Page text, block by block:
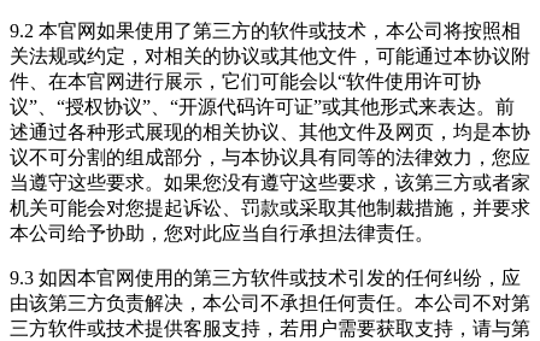
9.2 本官网如果使用了第三方的软件或技术，本公司将按照相
关法规或约定，对相关的协议或其他文件，可能通过本协议附
件、在本官网进行展示，它们可能会以“软件使用许可协
议”、“授权协议”、“开源代码许可证”或其他形式来表达。前
述通过各种形式展现的相关协议、其他文件及网页，均是本协
议不可分割的组成部分，与本协议具有同等的法律效力，您应
当遵守这些要求。如果您没有遵守这些要求，该第三方或者家
机关可能会对您提起诉讼、罚款或采取其他制裁措施，并要求
本公司给予协助，您对此应当自行承担法律责任。
9.3 如因本官网使用的第三方软件或技术引发的任何纠纷，应
由该第三方负责解决，本公司不承担任何责任。本公司不对第
三方软件或技术提供客服支持，若用户需要获取支持，请与第